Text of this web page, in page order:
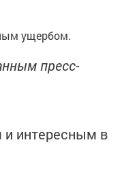
ущербом.
пресс-
интересным в